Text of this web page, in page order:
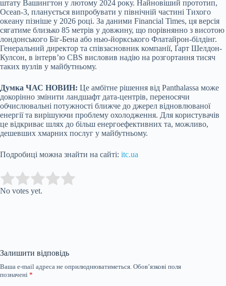
штату Вашингтон у лютому 2024 року. Найновіший прототип,
Ocean-3, планується випробувати у північній частині Тихого
океану пізніше у 2026 році. За даними Financial Times, ця версія
сягатиме близько 85 метрів у довжину, що порівнянно з висотою
лондонського Біг-Бена або нью-йоркського Флатайрон-білдінг.
Генеральний директор та співзасновник компанії, Ґарт Шелдон-
Кулсон, в інтерв’ю CBS висловив надію на розгортання тисяч
таких вузлів у майбутньому.
Думка ЧАС НОВИН: Це амбітне рішення від Panthalassa може
докорінно змінити ландшафт дата-центрів, переносячи
обчислювальні потужності ближче до джерел відновлюваної
енергії та вирішуючи проблему охолодження. Для користувачів
це відкриває шлях до більш енергоефективних та, можливо,
дешевших хмарних послуг у майбутньому.
Подробиці можна знайти на сайті: itc.ua
Rate this item:
No votes yet.
Залишити відповідь
Ваша e-mail адреса не оприлюднюватиметься. Обов’язкові поля
позначені *